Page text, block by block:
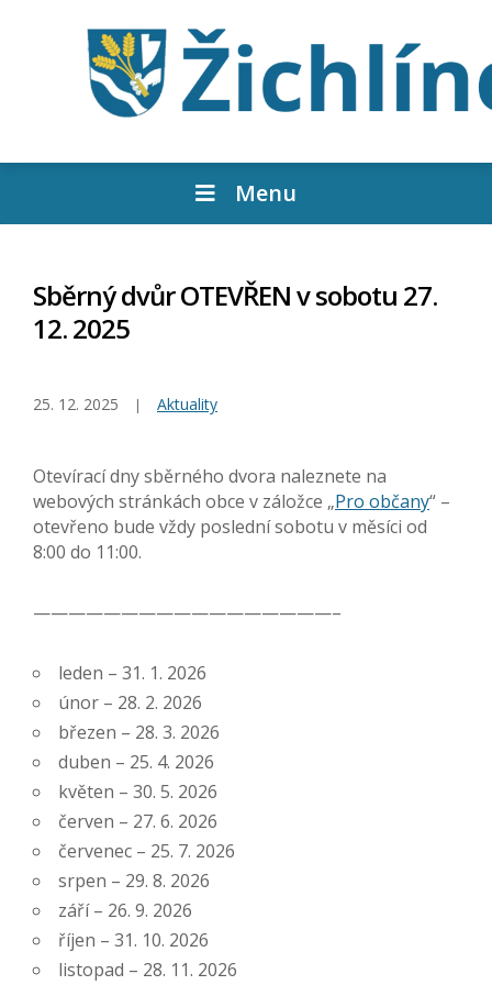
Menu
Sběrný dvůr OTEVŘEN v sobotu 27.
12. 2025
25. 12. 2025 Aktuality
Otevírací dny sběrného dvora naleznete na
webových stránkách obce v záložce „Pro občany“ –
otevřeno bude vždy poslední sobotu v měsíci od
8:00 do 11:00.
—————————————————–
leden – 31. 1. 2026
únor – 28. 2. 2026
březen – 28. 3. 2026
duben – 25. 4. 2026
květen – 30. 5. 2026
červen – 27. 6. 2026
červenec – 25. 7. 2026
srpen – 29. 8. 2026
září – 26. 9. 2026
říjen – 31. 10. 2026
listopad – 28. 11. 2026